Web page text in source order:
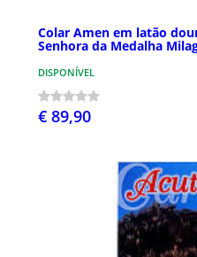
Colar Amen em latão
Senhora da Medalha
DISPONÍVEL
€ 89,90